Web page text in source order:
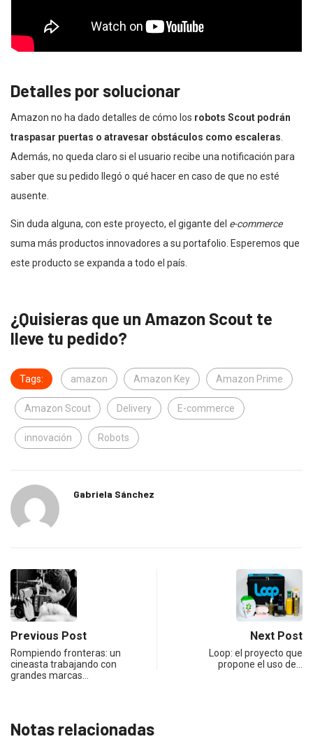
Detalles por solucionar
Amazon no ha dado detalles de cómo los robots Scout podrán
traspasar puertas o atravesar obstáculos como escaleras.
Además, no queda claro si el usuario recibe una notificación para
saber que su pedido llegó o qué hacer en caso de que no esté
ausente.
Sin duda alguna, con este proyecto, el gigante del e-commerce
suma más productos innovadores a su portafolio. Esperemos que
este producto se expanda a todo el país.
¿Quisieras que un Amazon Scout te
lleve tu pedido?
Tags: amazon Amazon Key Amazon Prime
Amazon Scout Delivery E-commerce
innovación Robots
Gabriela Sánchez
Previous Post
Rompiendo fronteras: un
cineasta trabajando con
grandes marcas…
Next Post
Loop: el proyecto que
propone el uso de…
Notas relacionadas